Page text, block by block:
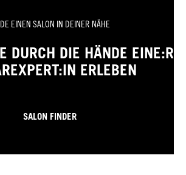
EINEN SALON IN DEINER NÄHE
DURCH DIE HÄNDE EINE:R
ERLEBEN
SALON FINDER